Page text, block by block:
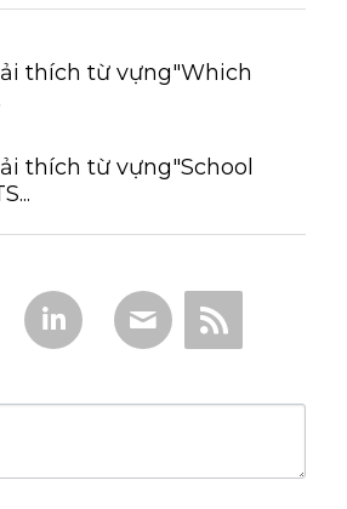
thích từ vựng"Which
thích từ vựng"School